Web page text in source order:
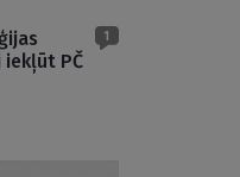
iekļūt PČ
1